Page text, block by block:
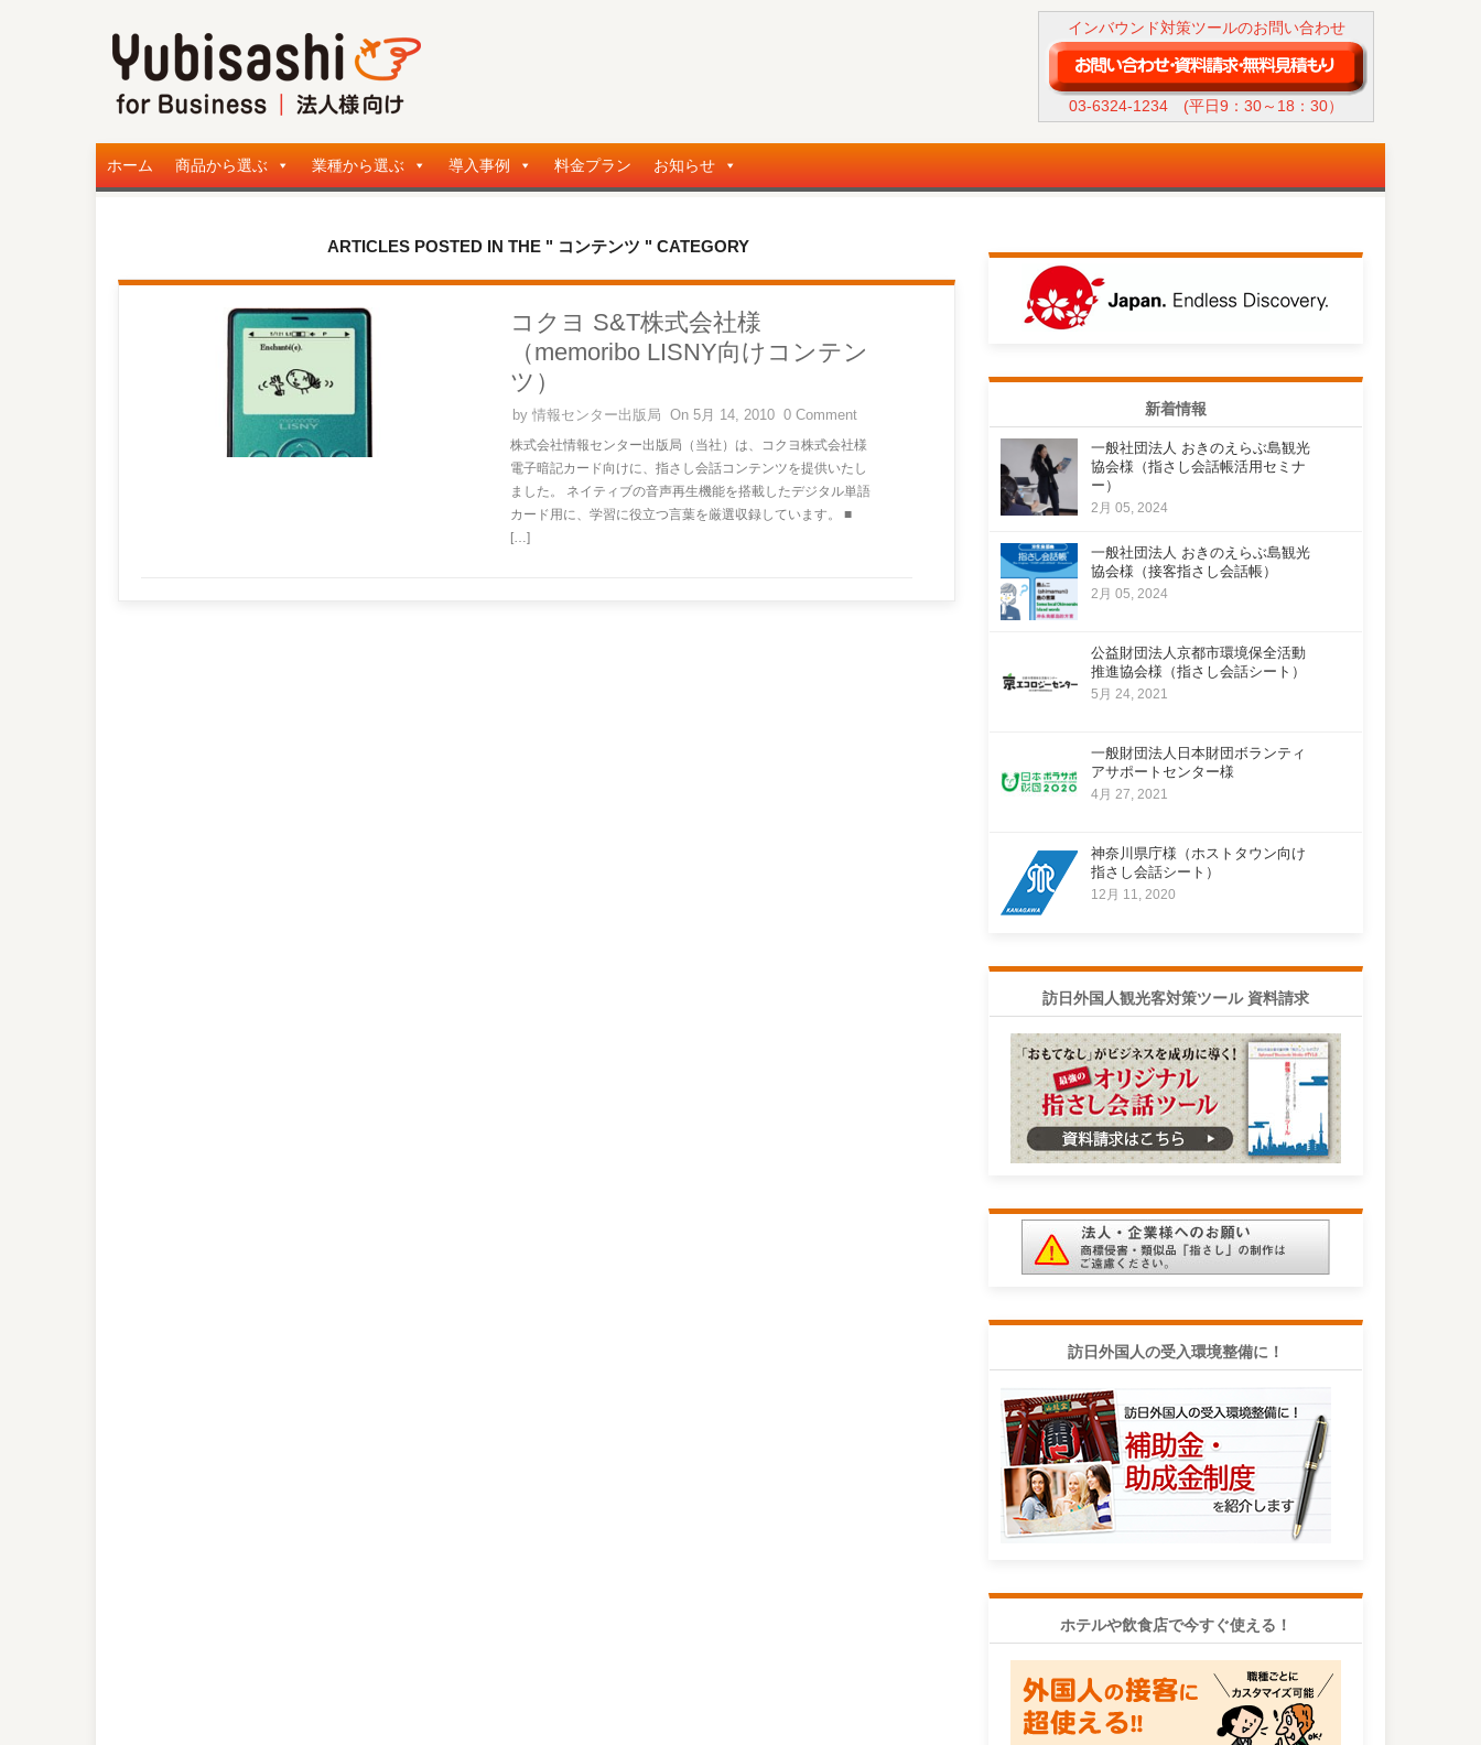
インバウンド対策ツールのお問い合わせ
03-6324-1234 (平日9：30～18：30）
ホーム 商品から選ぶ 業種から選ぶ 導入事例 料金プラン お知らせ
ARTICLES POSTED IN THE " コンテンツ " CATEGORY
コクヨ S&T株式会社様
（memoribo LISNY向けコンテン
ツ）
by 情報センター出版局 On 5月 14, 2010 0 Comment
株式会社情報センター出版局（当社）は、コクヨ株式会社様
電子暗記カード向けに、指さし会話コンテンツを提供いたし
ました。 ネイティブの音声再生機能を搭載したデジタル単語
カード用に、学習に役立つ言葉を厳選収録しています。 ■
[…]
新着情報
一般社団法人 おきのえらぶ島観光
協会様（指さし会話帳活用セミナ
ー）
2月 05, 2024
一般社団法人 おきのえらぶ島観光
協会様（接客指さし会話帳）
2月 05, 2024
公益財団法人京都市環境保全活動
推進協会様（指さし会話シート）
5月 24, 2021
一般財団法人日本財団ボランティ
アサポートセンター様
4月 27, 2021
神奈川県庁様（ホストタウン向け
指さし会話シート）
12月 11, 2020
訪日外国人観光客対策ツール 資料請求
訪日外国人の受入環境整備に！
ホテルや飲食店で今すぐ使える！